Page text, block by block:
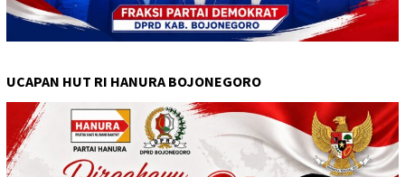
UCAPAN HUT RI HANURA BOJONEGORO